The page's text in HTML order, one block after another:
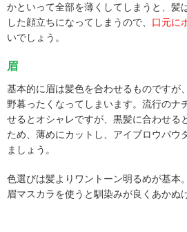
かといって全部を薄くしてしまうと、髪
した顔立ちになってしまうので、 口元に
いでしょう。
眉
基本的に眉は髪色を合わせるものですが
野暮ったくなってしまいます。流行のナ
せるとオシャレですが、黒髪に合わせる
ため、薄めにカットし、アイブロウパウ
ましょう。
色選びは髪よりワントーン明るめが基本
眉マスカラを使うと馴染みが良くあかぬ